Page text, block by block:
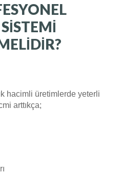
hacimli üretimlerde yeterli
arttıkça;